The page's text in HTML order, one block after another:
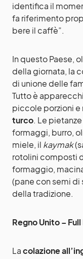
identifica il
fa riferimento
bere il caffè”.
In questo Paese,
della giornata, la
di unione delle
Tutto è
piccole porzioni e
turco. Le
formaggi, burro,
miele, il kaymak
rotolini composti
formaggio,
(pane con semi di
della tradizione.
Regno Unito –
Lacolazione